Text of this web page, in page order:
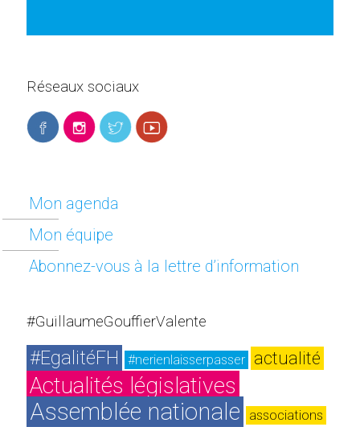
Réseaux sociaux
Mon agenda
Mon équipe
Abonnez-vous à la lettre d’information
#GuillaumeGouffierValente
#EgalitéFH #nerienlaisserpasser actualité
Actualités législatives
Assemblée nationale
associations